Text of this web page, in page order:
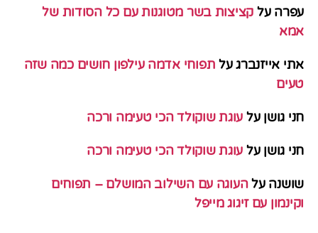
עפרה על קציצות בשר מטוגנות עם כל הסודות של
אמא
אתי אייזנברגעל תפוחי אדמה עילפון חושים כמה שזה
טעים
חני גושן על עוגת שוקולד הכי טעימה ורכה
חני גושן על עוגת שוקולד הכי טעימה ורכה
שושנה עלהעוגה עם השילוב המושלם – תפוחים
וקינמון עם זיגוג מייפל